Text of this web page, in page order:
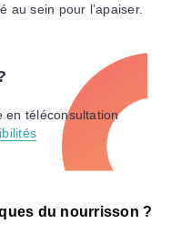
au sein pour l’apaiser.
en téléconsultation
du nourrisson ?